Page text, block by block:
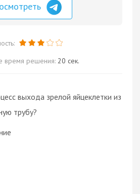
время решения: 20 сек.
выхода зрелой яйцеклетки из
трубу?